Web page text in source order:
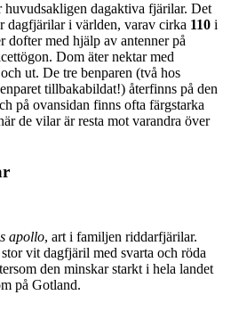
huvudsakligen dagaktiva fjärilar. Det
dagfjärilar i världen, varav cirka 110 i
dofter med hjälp av antenner på
Dom äter nektar med
ut. De tre benparen (två hos
tillbakabildat!) återfinns på den
på ovansidan finns ofta färgstarka
de vilar är resta mot varandra över
apollo, art i familjen riddarfjärilar.
vit dagfjäril med svarta och röda
den minskar starkt i hela landet
på Gotland.